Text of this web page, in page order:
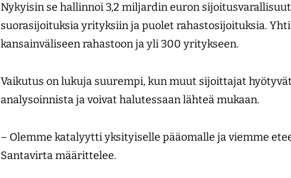
Nykyisin se hallinnoi 3,2 miljardin euron
suorasijoituksia yrityksiin ja puolet rahastosijoituksia.
kansainväliseen rahastoon ja yli 300 yritykseen.
Vaikutus on lukuja suurempi, kun muut sijoittajat
analysoinnista ja voivat halutessaan lähteä mukaan.
– Olemme katalyytti yksityiselle pääomalle ja viemme
Santavirta määrittelee.